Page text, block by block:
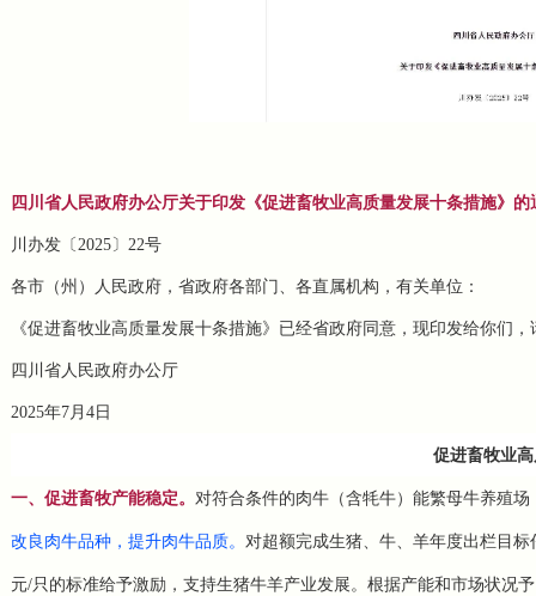
四川省人民政府办公厅关于印发《促进畜牧业高质量发展十条措施》的
川办发〔2025〕22号
各市（州）人民政府，省政府各部门、各直属机构，有关单位：
《促进畜牧业高质量发展十条措施》已经省政府同意，现印发给你们
四川省人民政府办公厅
2025年7月4日
促进畜牧业
一、促进畜牧产能稳定。 对符合条件的肉牛（含牦牛）能繁母牛养殖场
改良肉牛品种，提升肉牛品质。 对超额完成生猪、牛、羊年度出栏目
元/只的标准给予激励，支持生猪牛羊产业发展。根据产能和市场状况